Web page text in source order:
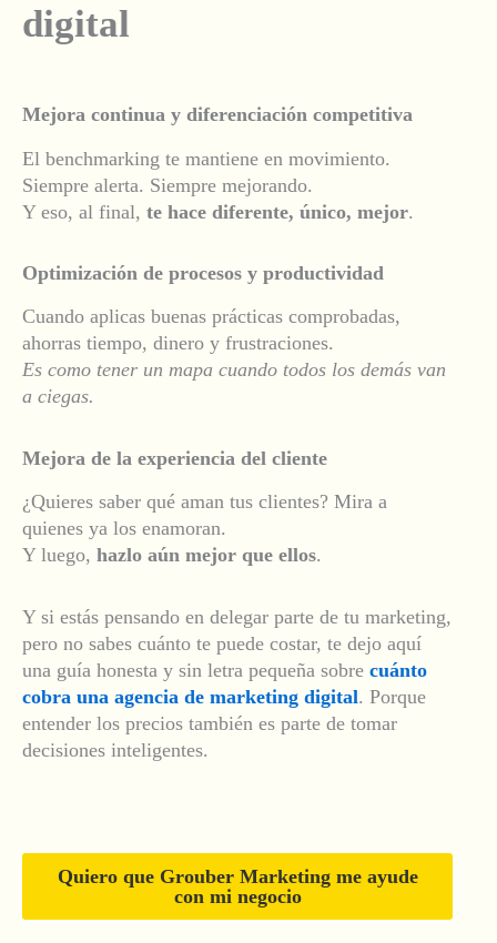
digital
Mejora continua y diferenciación competitiva
El benchmarking te mantiene en movimiento.
Siempre alerta. Siempre mejorando.
Y eso, al final, te hace diferente, único, mejor.
Optimización de procesos y productividad
Cuando aplicas buenas prácticas comprobadas,
ahorras tiempo, dinero y frustraciones.
Es como tener un mapa cuando todos los demás van
a ciegas.
Mejora de la experiencia del cliente
¿Quieres saber qué aman tus clientes? Mira a
quienes ya los enamoran.
Y luego, hazlo aún mejor que ellos.
Y si estás pensando en delegar parte de tu marketing,
pero no sabes cuánto te puede costar, te dejo aquí
una guía honesta y sin letra pequeña sobre cuánto
cobra una agencia de marketing digital. Porque
entender los precios también es parte de tomar
decisiones inteligentes.
Quiero que Grouber Marketing me ayude
con mi negocio